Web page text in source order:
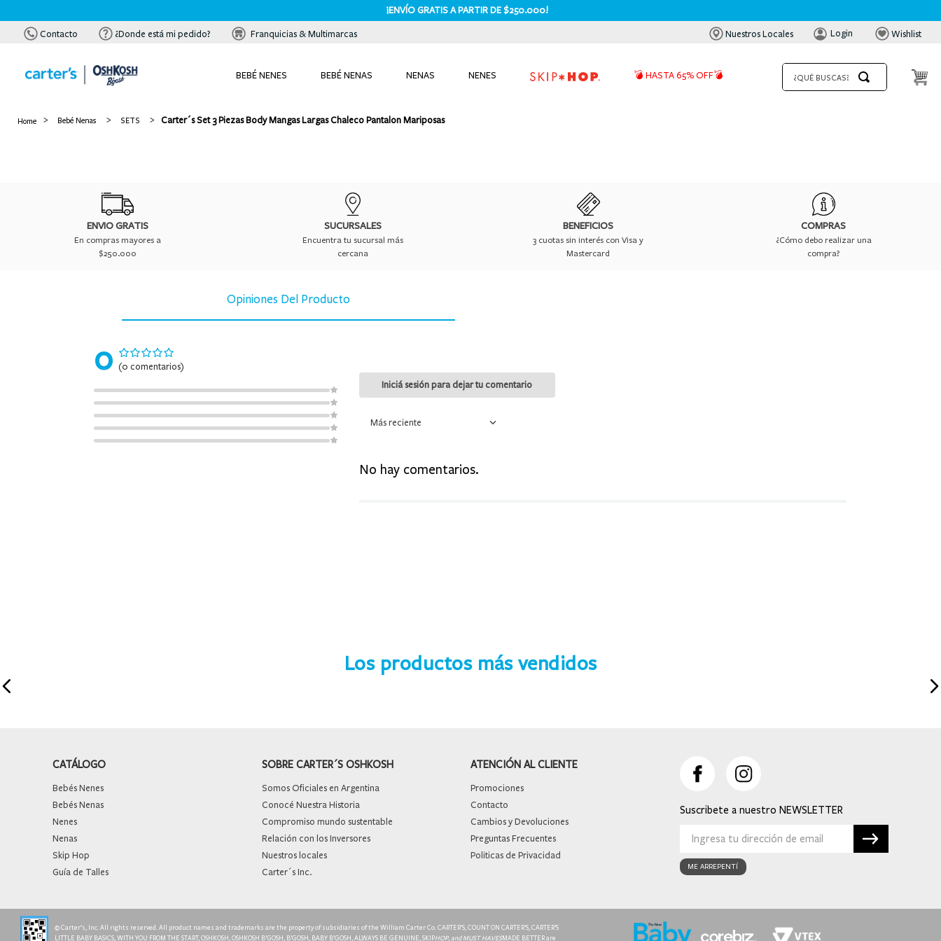
¡ENVÍO GRATIS A PARTIR DE $250.000!
Nuestros Locales Login Wishlist
Contacto ¿Donde está mi pedido? Franquicias & Multimarcas
BEBÉ NENES BEBÉ NENAS NENAS NENES 💣 HASTA 65% OFF💣
¿QUÉ BUSCAS?
Bebé Nenas SETS Carter´s Set 3 Piezas Body Mangas Largas Chaleco Pantalon Mariposas
ENVIO GRATIS
En compras mayores a
$250.000
SUCURSALES
Encuentra tu sucursal más
cercana
BENEFICIOS
3 cuotas sin interés con Visa y
Mastercard
COMPRAS
¿Cómo debo realizar una
compra?
Opiniones Del Producto
0 (0 comentarios)
Más reciente
No hay comentarios.
Los productos más vendidos
CATÁLOGO
Bebés Nenes
Bebés Nenas
Nenes
Nenas
Skip Hop
Guía de Talles
SOBRE CARTER´S OSHKOSH
Somos Oficiales en Argentina
Conocé Nuestra Historia
Compromiso mundo sustentable
Relación con los Inversores
Nuestros locales
Carter´s Inc.
ATENCIÓN AL CLIENTE
Promociones
Contacto
Cambios y Devoluciones
Preguntas Frecuentes
Politicas de Privacidad
Suscribete a nuestro
ME ARREPENTÍ
© Carter’s, Inc. All rights reserved. All product names and trademarks are the property of subsidiaries of the William Carter Co. CARTER’S, COUNT ON CARTER’S, CARTER’S
LITTLE BABY BASICS, WITH YOU FROM THE START, OSHKOSH, OSHKOSH B’GOSH, B’GOSH, BABY B’GOSH, ALWAYS BE GENUINE, SKIPHOP, and MUST HAVESMADE BETTER are
1.
9.
mochila